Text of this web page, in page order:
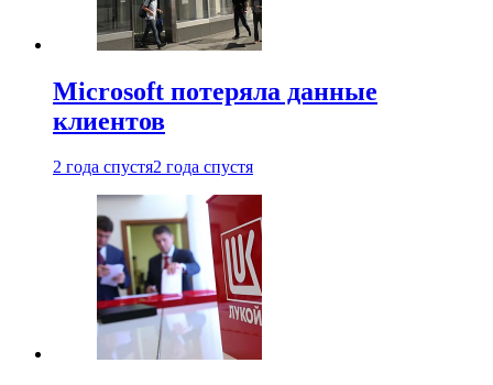
Microsoft потеряла данные
клиентов
2 года спустя2 года спустя